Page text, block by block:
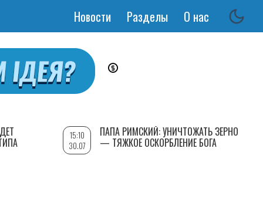
Основная
Новости Разделы О нас
15:10
30.07
ПАПА РИМСКИЙ: УНИЧТОЖАТЬ ЗЕРНО
— ТЯЖКОЕ ОСКОРБЛЕНИЕ БОГА